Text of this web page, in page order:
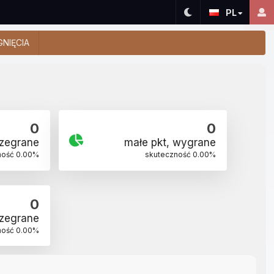
PL
0
0.00%
0
małe pkt, wygrane
skuteczność 0.00%
0
0.00%